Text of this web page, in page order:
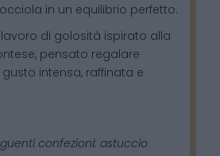
in un equilibrio perfetto.
di golosità ispirato alla
pensato regalare
gusto intensa, raffinata e
confezioni: astuccio